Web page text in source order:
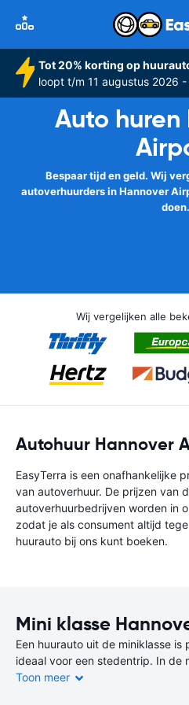
Tot 20% korting op
loopt t/m 11 augustus 2026
Auto huren
Bespaar tijd en geld. Wij
autoverhuurders in Hannover
doen.
Wij vergelijken alle
Autohuur Hannover
EasyTerra is een onafhankelijke
van autoverhuur. De prijzen van
autoverhuurbedrijven worden in
zodat je als consument altijd
huurauto bij ons kunt boeken.
Mini klasse
Een huurauto uit de miniklasse
ideaal voor een stedentrip. In de
uit de miniklasse de
Toon meer